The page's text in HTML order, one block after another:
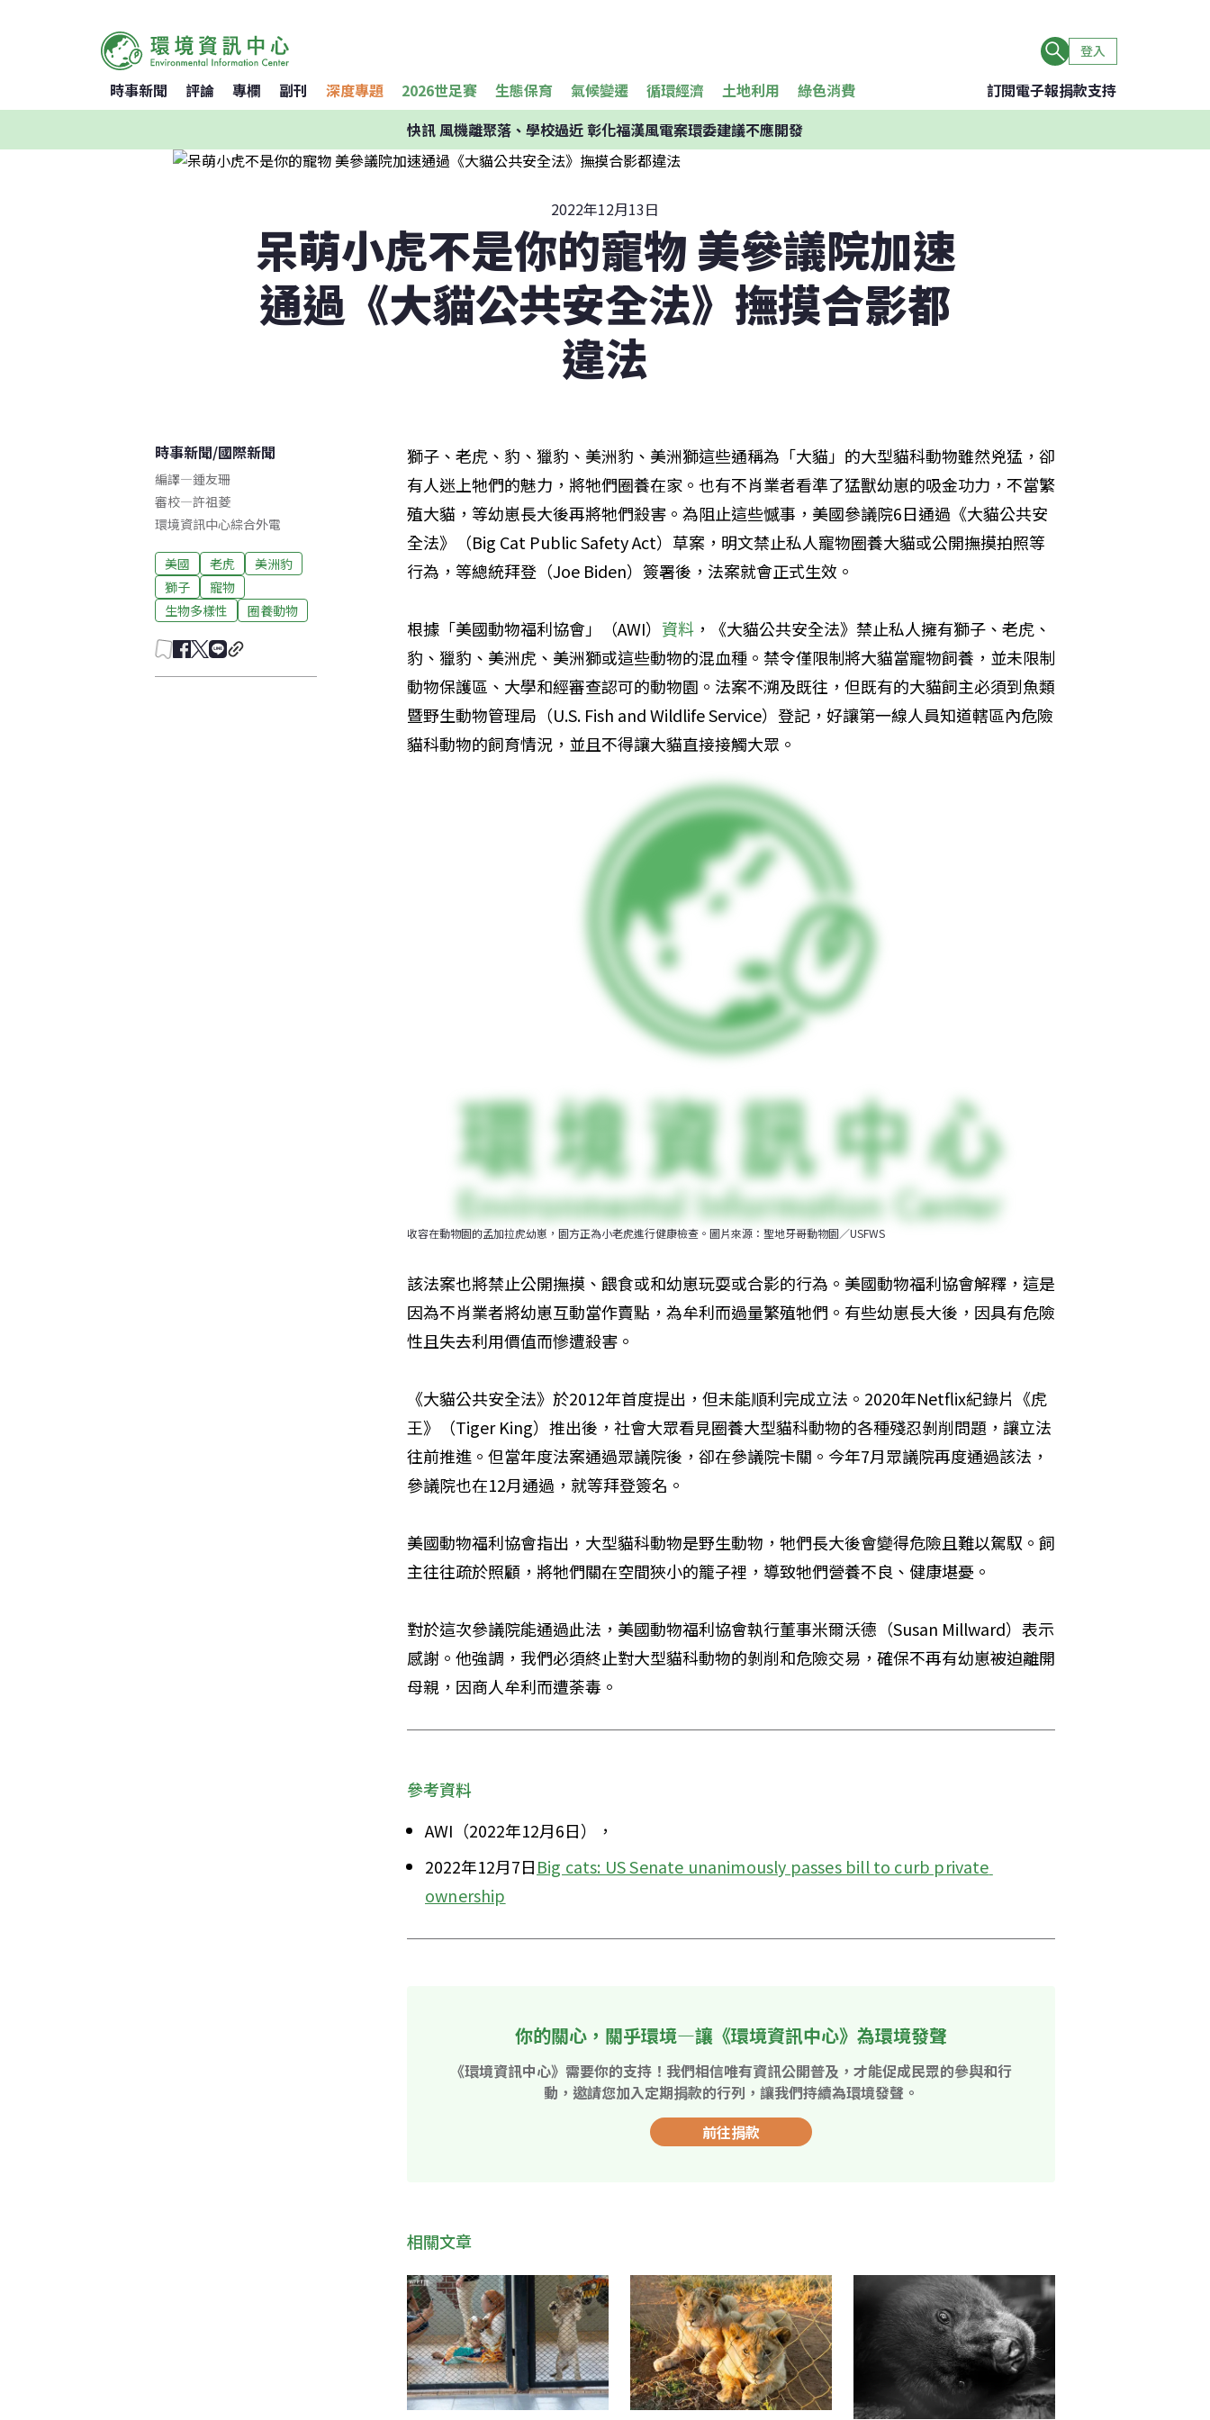
登入
時事新聞 評論 專欄 副刊 深度專題 2026世足賽 生態保育 氣候變遷 循環經濟 土地利用 綠色消費 訂閱電子報捐款支持
快訊風機離聚落、學校過近 彰化福漢風電案環委建議不應開發
2022年12月13日
呆萌小虎不是你的寵物 美參議院加速
通過《大貓公共安全法》撫摸合影都
違法
時事新聞/國際新聞
編譯—鍾友珊
審校—許祖菱
環境資訊中心綜合外電
美國 老虎
美洲豹
獅子
寵物
生物多樣性
圈養動物
獅子、老虎、豹、獵豹、美洲豹、美洲獅這些通稱為「大貓」的大型貓科動物雖然兇猛，卻
有人迷上牠們的魅力，將牠們圈養在家。也有不肖業者看準了猛獸幼崽的吸金功力，不當繁
殖大貓，等幼崽長大後再將牠們殺害。為阻止這些憾事，美國參議院6日通過《大貓公共安
全法》（Big Cat Public Safety Act）草案，明文禁止私人寵物圈養大貓或公開撫摸拍照等
行為，等總統拜登（Joe Biden）簽署後，法案就會正式生效。
根據「美國動物福利協會」（AWI） 資料 ，《大貓公共安全法》禁止私人擁有獅子、老虎、
豹、獵豹、美洲虎、美洲獅或這些動物的混血種。禁令僅限制將大貓當寵物飼養，並未限制
動物保護區、大學和經審查認可的動物園。法案不溯及既往，但既有的大貓飼主必須到魚類
暨野生動物管理局（U.S. Fish and Wildlife Service）登記，好讓第一線人員知道轄區內危險
貓科動物的飼育情況，並且不得讓大貓直接接觸大眾。
收容在動物園的孟加拉虎幼崽，園方正為小老虎進行健康檢查。圖片來源：聖地牙哥動物園／USFWS
該法案也將禁止公開撫摸、餵食或和幼崽玩耍或合影的行為。美國動物福利協會解釋，這是
因為不肖業者將幼崽互動當作賣點，為牟利而過量繁殖牠們。有些幼崽長大後，因具有危險
性且失去利用價值而慘遭殺害。
《大貓公共安全法》於2012年首度提出，但未能順利完成立法。2020年Netflix紀錄片《虎
王》（Tiger King）推出後，社會大眾看見圈養大型貓科動物的各種殘忍剝削問題，讓立法
往前推進。但當年度法案通過眾議院後，卻在參議院卡關。今年7月眾議院再度通過該法，
參議院也在12月通過，就等拜登簽名。
美國動物福利協會指出，大型貓科動物是野生動物，牠們長大後會變得危險且難以駕馭。飼
主往往疏於照顧，將牠們關在空間狹小的籠子裡，導致牠們營養不良、健康堪憂。
對於這次參議院能通過此法，美國動物福利協會執行董事米爾沃德（Susan Millward）表示
感謝。他強調，我們必須終止對大型貓科動物的剝削和危險交易，確保不再有幼崽被迫離開
母親，因商人牟利而遭荼毒。
參考資料
AWI（2022年12月6日），
2022年12月7日Big cats: US Senate unanimously passes bill to curb private
ownership
你的關心，關乎環境—讓《環境資訊中心》為環境發聲
《環境資訊中心》需要你的支持！我們相信唯有資訊公開普及，才能促成民眾的參與和行
動，邀請您加入定期捐款的行列，讓我們持續為環境發聲。
前往捐款
相關文章